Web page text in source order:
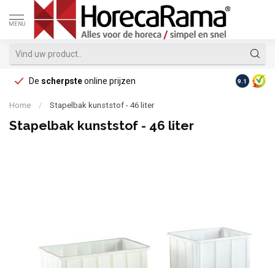
MENU
De scherpsteonline prijzen Op
9.1
Home / Stapelbak kunststof - 46 liter
Stapelbak kunststof - 46 liter